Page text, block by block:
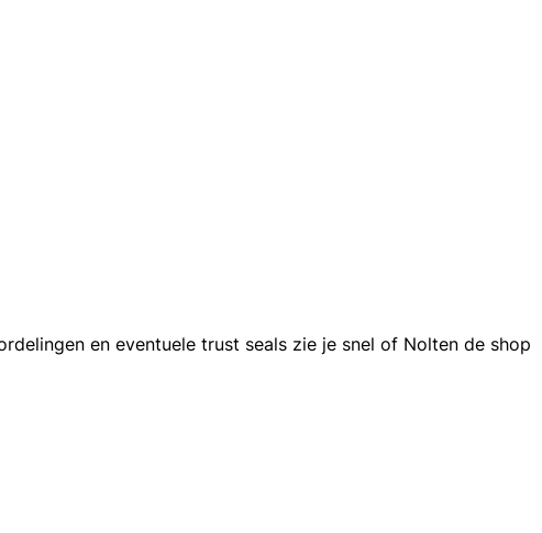
en eventuele trust seals zie je snel of Nolten de shop